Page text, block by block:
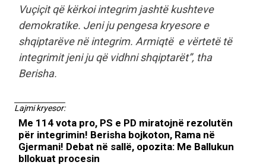
Vuçiçit që kërkoi integrim jashtë kushteve
demokratike. Jeni ju pengesa kryesore e
shqiptarëve në integrim. Armiqtë e vërtetë të
integrimit jeni ju që vidhni shqiptarët”, tha
Berisha.
Lajmi kryesor:
Me 114 vota pro, PS e PD miratojnë rezolutën
për integrimin! Berisha bojkoton, Rama në
Gjermani! Debat në sallë, opozita: Me Ballukun
bllokuat procesin